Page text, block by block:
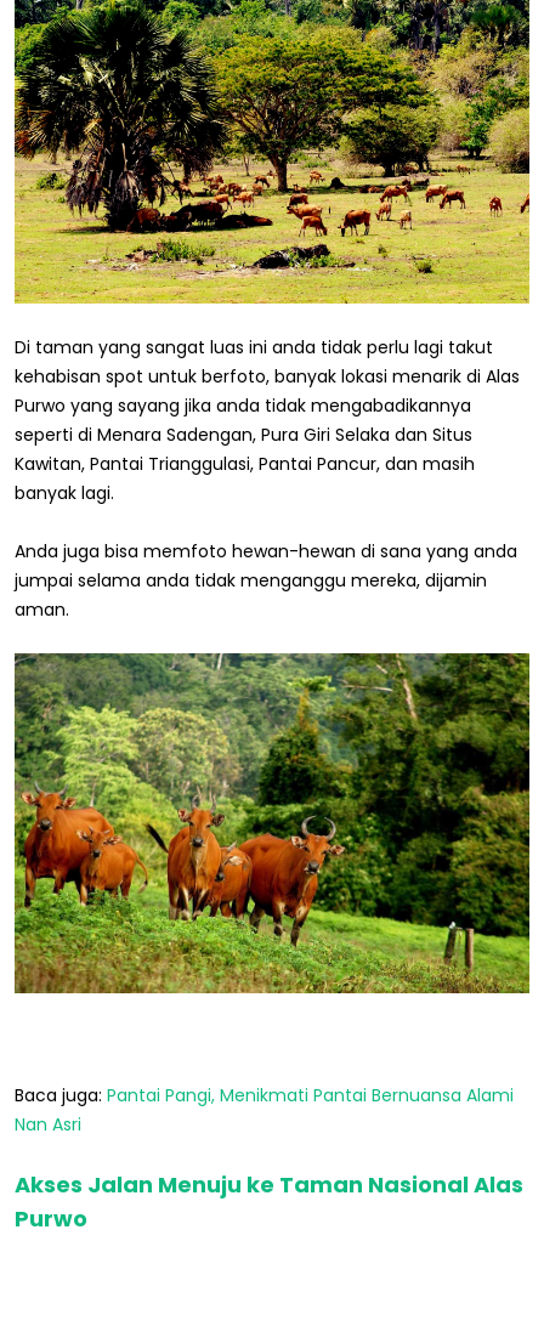
Di taman yang sangat luas ini anda tidak perlu lagi takut
kehabisan spot untuk berfoto, banyak lokasi menarik di Alas
Purwo yang sayang jika anda tidak mengabadikannya
seperti di Menara Sadengan, Pura Giri Selaka dan Situs
Kawitan, Pantai Trianggulasi, Pantai Pancur, dan masih
banyak lagi.
Anda juga bisa memfoto hewan-hewan di sana yang anda
jumpai selama anda tidak menganggu mereka, dijamin
aman.
Baca juga: Pantai Pangi, Menikmati Pantai Bernuansa Alami
Nan Asri
Akses Jalan Menuju ke Taman Nasional Alas
Purwo